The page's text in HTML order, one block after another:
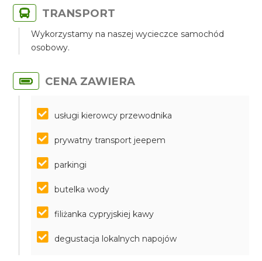
TRANSPORT
Wykorzystamy na naszej wycieczce samochód
osobowy.
CENA ZAWIERA
usługi kierowcy przewodnika
prywatny transport jeepem
parkingi
butelka wody
filiżanka cypryjskiej kawy
degustacja lokalnych napojów